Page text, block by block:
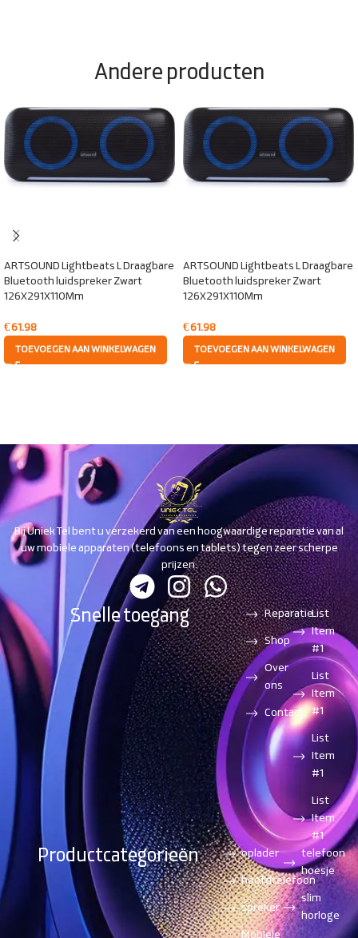
Andere producten
ARTSOUND Lightbeats L Draagbare
Bluetooth luidspreker Zwart
126X291X110Mm
€61.98
TOEVOEGEN AAN WINKELWAGEN
ARTSOUND Lightbeats L Draagbare
Bluetooth luidspreker Zwart
126X291X110Mm
€61.98
TOEVOEGEN AAN WINKELWAGEN
Bij Uniek Tel bent u verzekerd van een hoogwaardige reparatie van al
uw mobiele apparaten (telefoons en tablets) tegen zeer scherpe
prijzen.
Snelle toegang
Reparatie
Shop
Over
ons
Contact
List
Item
#1
List
Item
#1
List
Item
#1
List
Item
#1
Productcategorieën
oplader
hoofdtelefoon
spreker
telefoon
hoesje
slim
horloge